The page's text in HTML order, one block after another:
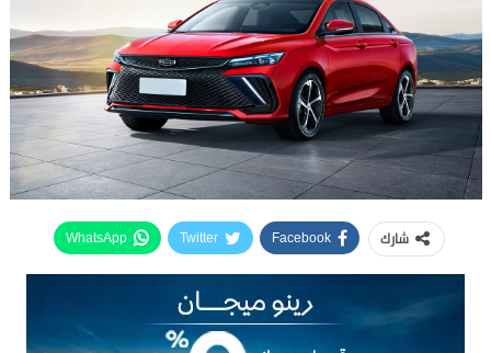
شارك Facebook
Twitter
WhatsApp